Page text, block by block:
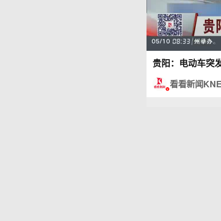
贵阳：电动车突
看看新闻